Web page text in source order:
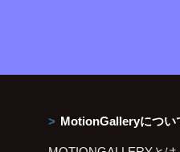
MotionGalleryについ